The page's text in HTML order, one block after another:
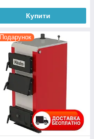
Купити
Подарунок